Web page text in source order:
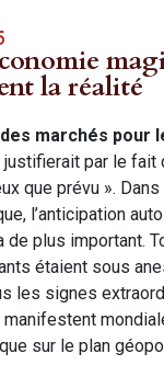
la réalité
marchés pour
justifierait par le fait
que prévu ». Dans
l’anticipation
de plus important.
étaient sous
les signes
sur le plan